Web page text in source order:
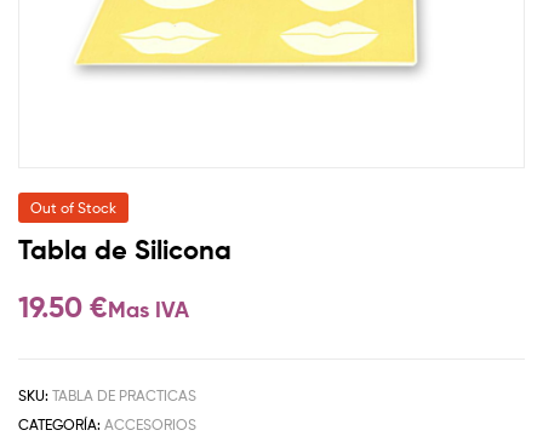
Out of Stock
Tabla de Silicona
19.50 €Mas IVA
SKU: TABLA DE PRACTICAS
CATEGORÍA: ACCESORIOS